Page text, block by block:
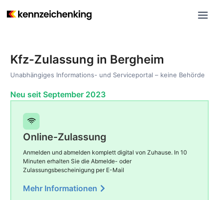
Kfz-Zulassung in Bergheim
Unabhängiges Informations- und Serviceportal – keine Behörde
Neu seit September 2023
Online-Zulassung
Anmelden und abmelden komplett digital von Zuhause. In 10
Minuten erhalten Sie die Abmelde- oder
Zulassungsbescheinigung per E-Mail
Mehr Informationen